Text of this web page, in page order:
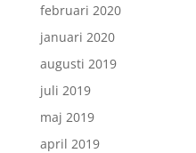
februari 2020
januari 2020
augusti 2019
juli 2019
maj 2019
april 2019